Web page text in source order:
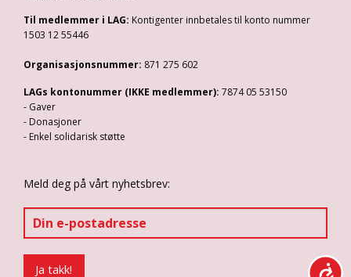
Til medlemmer i LAG: Kontigenter innbetales til konto nummer
1503 12 55446
Organisasjonsnummer: 871 275 602
LAGs kontonummer (IKKE medlemmer): 7874 05 53150
- Gaver
- Donasjoner
- Enkel solidarisk støtte
Meld deg på vårt nyhetsbrev: